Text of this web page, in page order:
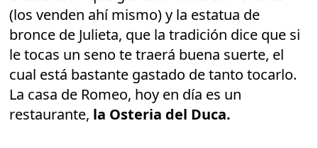
(los venden ahí mismo) y la estatua de
bronce de Julieta, que la tradición dice que si
le tocas un seno te traerá buena suerte, el
cual está bastante gastado de tanto tocarlo.
La casa de Romeo, hoy en día es un
restaurante, la Osteria del Duca.